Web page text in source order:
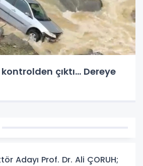
çıktı... Dereye
Adayı Prof. Dr. Ali ÇORUH;